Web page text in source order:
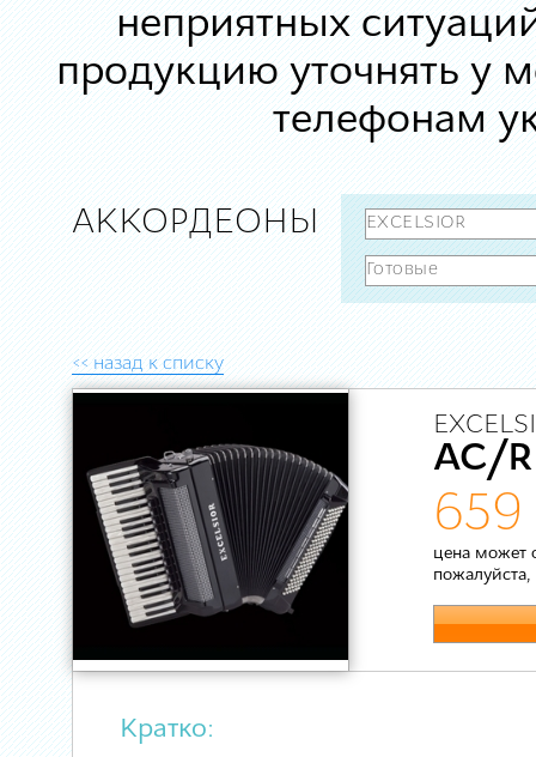
неприятных
продукцию уточнять у
телефонам
АККОРДЕОНЫ
<< назад к списку
AC/
659
цена может
пожалуйста,
Кратко: